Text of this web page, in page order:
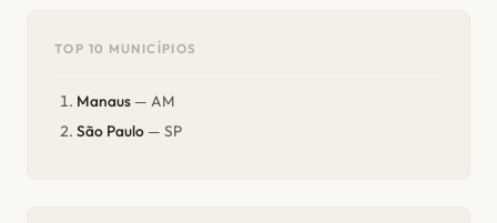
TOP 10 MUNICÍPIOS
Manaus — AM
São Paulo — SP